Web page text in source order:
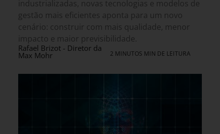
industrializadas, novas tecnologias e modelos de
gestão mais eficientes aponta para um novo
cenário: construir com mais qualidade, menor
impacto e maior previsibilidade.
Rafael Brizot - Diretor da
Max Mohr 2 MINUTOS MIN DE LEITURA